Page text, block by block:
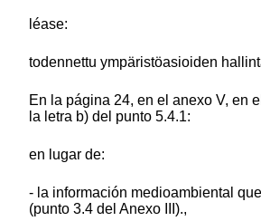
léase:
todennettu ympäristöasioiden
En la página 24, en el anexo V, en
la letra b) del punto 5.4.1:
en lugar de:
- la información medioambiental
(punto 3.4 del Anexo III).,